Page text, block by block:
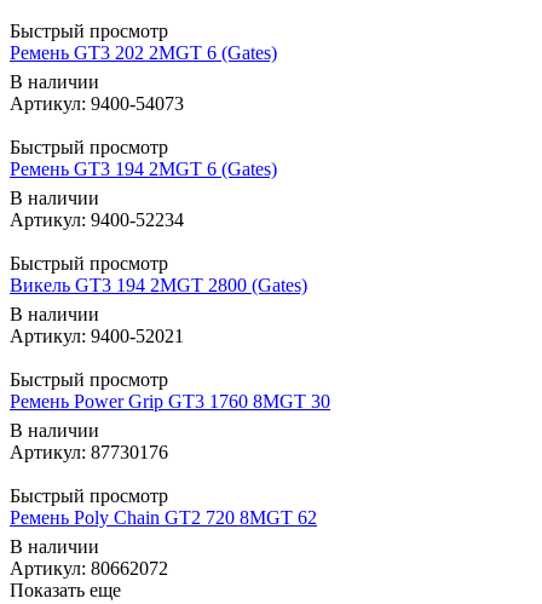
Быстрый просмотр
Ремень GT3 202 2MGT 6 (Gates)
В наличии
Артикул: 9400-54073
Быстрый просмотр
Ремень GT3 194 2MGT 6 (Gates)
В наличии
Артикул: 9400-52234
Быстрый просмотр
Викель GT3 194 2MGT 2800 (Gates)
В наличии
Артикул: 9400-52021
Быстрый просмотр
Ремень Power Grip GT3 1760 8MGT 30
В наличии
Артикул: 87730176
Быстрый просмотр
Ремень Poly Chain GT2 720 8MGT 62
В наличии
Артикул: 80662072
Показать еще